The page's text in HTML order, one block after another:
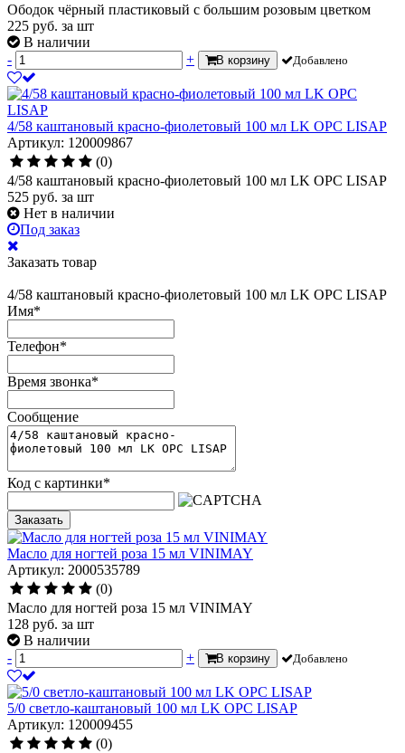
Ободок чёрный пластиковый с большим розовым цветком
225 руб. за шт
В наличии
-
+ В корзину Добавлено
4/58 каштановый красно-фиолетовый 100 мл LK OPC LISAP
Артикул: 120009867
(0)
4/58 каштановый красно-фиолетовый 100 мл LK OPC LISAP
525 руб. за шт
Нет в наличии
Под заказ
Заказать товар
4/58 каштановый красно-фиолетовый 100 мл LK OPC LISAP
Имя*
Телефон*
Время звонка*
Сообщение
Код с картинки*
Заказать
Масло для ногтей роза 15 мл VINIMAY
Артикул: 2000535789
(0)
Масло для ногтей роза 15 мл VINIMAY
128 руб. за шт
В наличии
-
+ В корзину Добавлено
5/0 светло-каштановый 100 мл LK OPC LISAP
Артикул: 120009455
(0)